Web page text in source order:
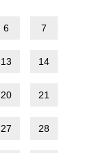
6 7
13 14
20 21
27 28